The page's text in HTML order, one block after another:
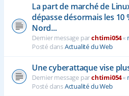
La part de marché de
dépasse désormais les 10
Nord...
Dernier message parchtimi054«
Posté dansActualité du Web
Une cyberattaque vise
Dernier message parchtimi054«
Posté dansActualité du Web